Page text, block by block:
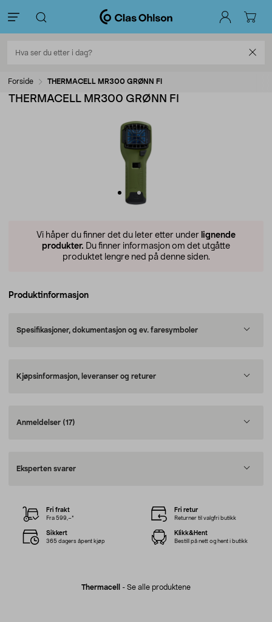
Forside THERMACELL MR300 GRØNN FI
THERMACELL MR300 GRØNN FI
Vi håper du finner det du leter etter under lignende
produkter. Du finner informasjon om det utgåtte
produktet lengre ned på denne siden.
Produktinformasjon
Spesifikasjoner, dokumentasjon og ev. faresymboler
Kjøpsinformasjon, leveranser og returer
Anmeldelser (17)
Eksperten svarer
Thermacell - Se alle produktene
Fri frakt
Fra 599,–*
Fri retur
Returner til valgfri butikk
Sikkert
365 dagers åpent kjøp
Klikk&Hent
Bestill på nett og hent i butikk